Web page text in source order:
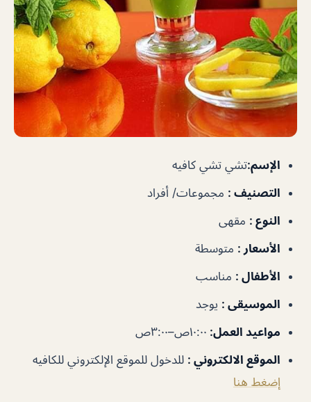
الإسم:تشي تشي كافيه
التصنيف : مجموعات/ أفراد
النوع : مقهى
الأسعار : متوسطة
الأطفال : مناسب
الموسيقى : يوجد
مواعيد العمل: ١٠:٠٠ص–٣:٠٠ص
الموقع الالكتروني : للدخول للموقع الإلكتروني للكافيه
إضغط هنا